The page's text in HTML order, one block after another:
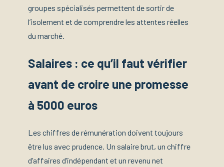
groupes spécialisés permettent de sortir de
l’isolement et de comprendre les attentes réelles
du marché.
Salaires : ce qu’il faut vérifier
avant de croire une promesse
à 5000 euros
Les chiffres de rémunération doivent toujours
être lus avec prudence. Un salaire brut, un chiffre
d’affaires d’indépendant et un revenu net